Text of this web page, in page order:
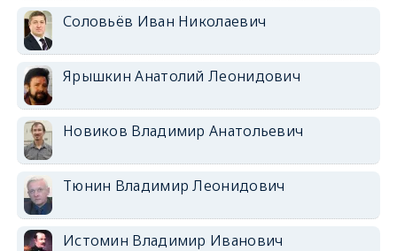
Соловьёв Иван Николаевич
Ярышкин Анатолий Леонидович
Новиков Владимир Анатольевич
Тюнин Владимир Леонидович
Истомин Владимир Иванович